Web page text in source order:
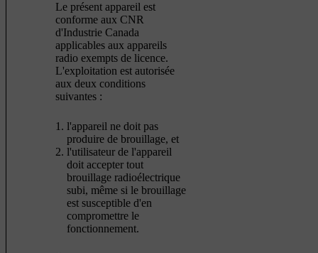
Le présent appareil est
conforme aux CNR
d'Industrie Canada
applicables aux appareils
radio exempts de licence.
L'exploitation est autorisée
aux deux conditions
suivantes :
l'appareil ne doit pas
produire de brouillage, et
l'utilisateur de l'appareil
doit accepter tout
brouillage radioélectrique
subi, même si le brouillage
est susceptible d'en
compromettre le
fonctionnement.